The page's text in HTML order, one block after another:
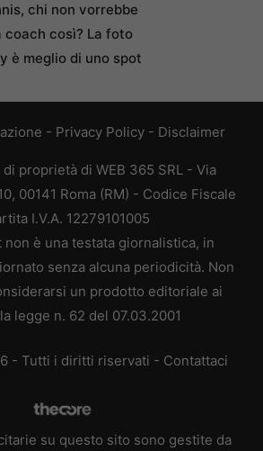
chi non vorrebbe
coach così? La foto
è meglio di uno spot
- Privacy Policy - Disclaimer
proprietà di WEB 365 SRL - Via
00141 Roma (RM) - Codice Fiscale
I.V.A. 12279101005
è una testata giornalistica, in
senza alcuna periodicità. Non
un prodotto editoriale ai
legge n. 62 del 07.03.2001
- Tutti i diritti riservati - Contattaci
su questo sito sono gestite da